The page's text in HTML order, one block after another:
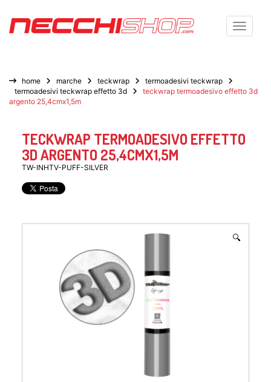
Toggle
home marche teckwrap
termoadesivi teckwrap
termoadesivi teckwrap effetto 3d
teckwrap termoadesivo effetto 3d
argento 25,4cmx1,5m
TECKWRAP TERMOADESIVO EFFETTO
3D ARGENTO 25,4CMX1,5M
TW-INHTV-PUFF-SILVER
🔍